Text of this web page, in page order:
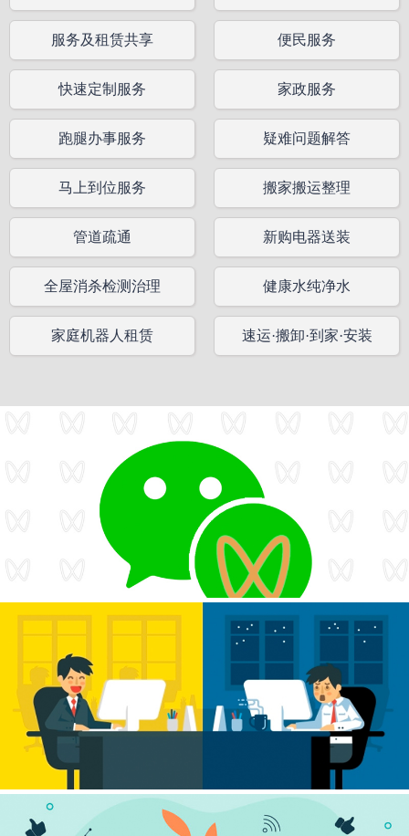
服务及租赁共享 便民服务
快速定制服务 家政服务
跑腿办事服务 疑难问题解答
马上到位服务 搬家搬运整理
管道疏通 新购电器送装
全屋消杀检测治理 健康水纯净水
家庭机器人租赁 速运·搬卸·到家·安装